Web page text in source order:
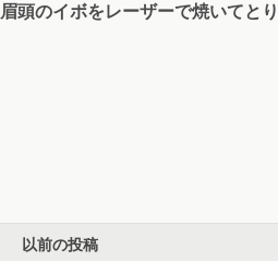
眉頭のイボをレーザーで焼いてとり
以前の投稿